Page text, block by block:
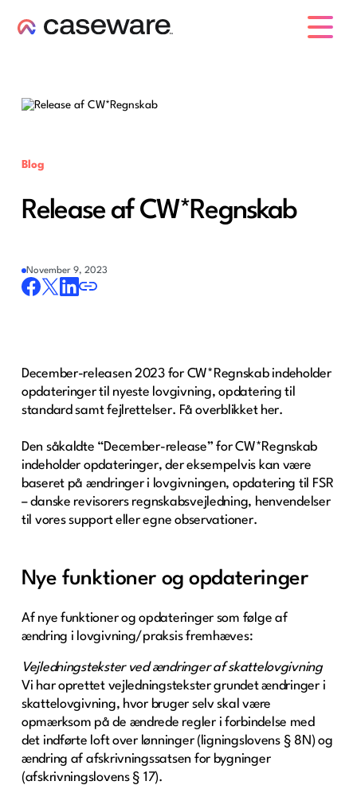
Blog
Release af CW*Regnskab
November 9, 2023
December-releasen 2023 for CW*Regnskab indeholder
opdateringer til nyeste lovgivning, opdatering til
standard samt fejlrettelser. Få overblikket her.
Den såkaldte “December-release” for CW*Regnskab
indeholder opdateringer, der eksempelvis kan være
baseret på ændringer i lovgivningen, opdatering til FSR
– danske revisorers regnskabsvejledning, henvendelser
til vores support eller egne observationer.
Nye funktioner og opdateringer
Af nye funktioner og opdateringer som følge af
ændring i lovgivning/praksis fremhæves:
Vejledningstekster ved ændringer af skattelovgivning
Vi har oprettet vejledningstekster grundet ændringer i
skattelovgivning, hvor bruger selv skal være
opmærksom på de ændrede regler i forbindelse med
det indførte loft over lønninger (ligningslovens § 8N) og
ændring af afskrivningssatsen for bygninger
(afskrivningslovens § 17).